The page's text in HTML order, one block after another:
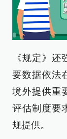
《规定》
要数据依法
境外提供重
评估制度要
规提供。